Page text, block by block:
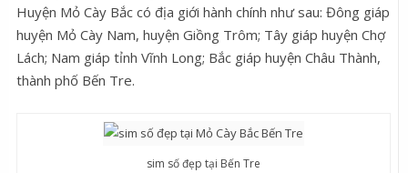
Huyện Mỏ Cày Bắc có địa giới hành chính như sau: Đông giáp
huyện Mỏ Cày Nam, huyện Giồng Trôm; Tây giáp huyện Chợ
Lách; Nam giáp tỉnh Vĩnh Long; Bắc giáp huyện Châu Thành,
thành phố Bến Tre.
sim số đẹp tại Bến Tre